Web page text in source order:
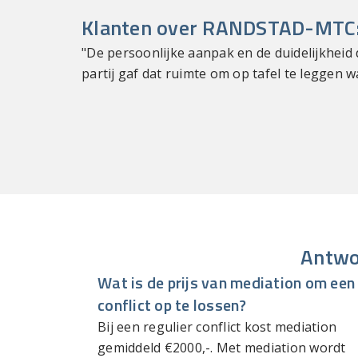
Klanten over RANDSTAD-
"De persoonlijke aanpak en de
partij gaf dat ruimte om op tafel te leggen
Wat is de prijs van mediation om een
conflict op te lossen?
Bij een regulier conflict kost mediation
gemiddeld €2000,-. Met mediation wordt